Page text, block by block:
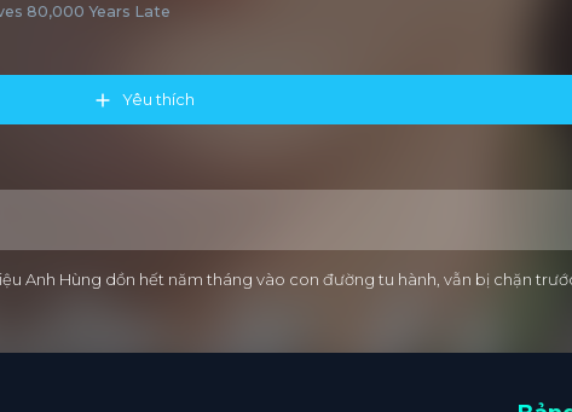
80,000 Years Late
Yêu thích
Anh Hùng dồn hết năm tháng vào con đường tu hành, vẫn bị chặn